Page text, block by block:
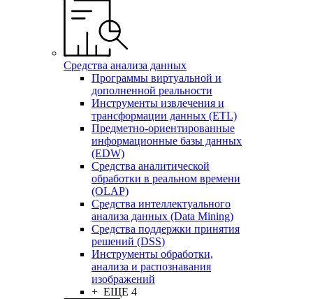
Средства анализа данных
Программы виртуальной и
дополненной реальности
Инструменты извлечения и
трансформации данных (ETL)
Предметно-ориентированные
информационные базы данных
(EDW)
Средства аналитической
обработки в реальном времени
(OLAP)
Средства интеллектуального
анализа данных (Data Mining)
Средства поддержки принятия
решений (DSS)
Инструменты обработки,
анализа и распознавания
изображений
+ ЕЩЕ 4